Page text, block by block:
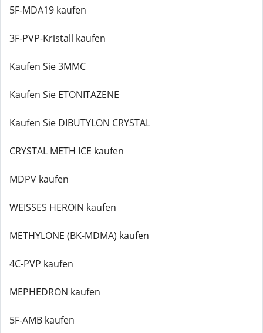
5F-MDA19 kaufen
3F-PVP-Kristall kaufen
Kaufen Sie 3MMC
Kaufen Sie ETONITAZENE
Kaufen Sie DIBUTYLON CRYSTAL
CRYSTAL METH ICE kaufen
MDPV kaufen
WEISSES HEROIN kaufen
METHYLONE (BK-MDMA) kaufen
4C-PVP kaufen
MEPHEDRON kaufen
5F-AMB kaufen